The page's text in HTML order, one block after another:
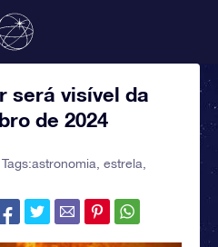
será visível da
de 2024
astronomia estrela